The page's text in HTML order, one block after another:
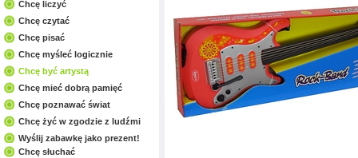
Chcę liczyć
Chcę czytać
Chcę pisać
Chcę myśleć logicznie
Chcę być artystą
Chcę mieć dobrą pamięć
Chcę poznawać świat
Chcę żyć w zgodzie z ludźmi
Wyślij zabawkę jako prezent!
Chcę słuchać